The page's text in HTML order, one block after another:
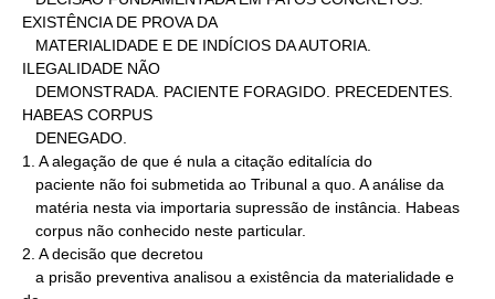
EXISTÊNCIA DE PROVA DA
ILEGALIDADE NÃO
HABEAS CORPUS
1. A alegação de que é nula a citação editalícia do
2. A decisão que decretou